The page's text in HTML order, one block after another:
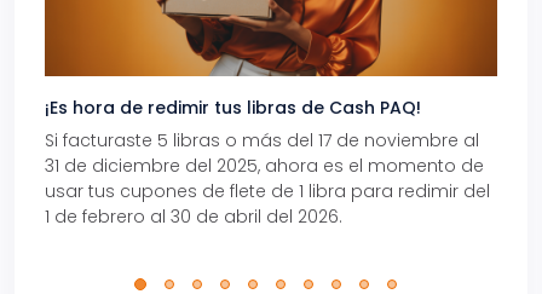
¡Es hora de redimir tus libras de Cash PAQ!
Si facturaste 5 libras o más del 17 de noviembre al
31 de diciembre del 2025, ahora es el momento de
usar tus cupones de flete de 1 libra para redimir del
1 de febrero al 30 de abril del 2026.